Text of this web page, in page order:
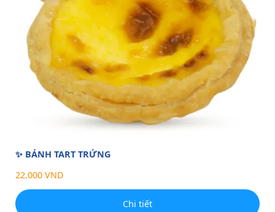
✨ BÁNH TART TRỨNG
22.000 VND
Chi tiết